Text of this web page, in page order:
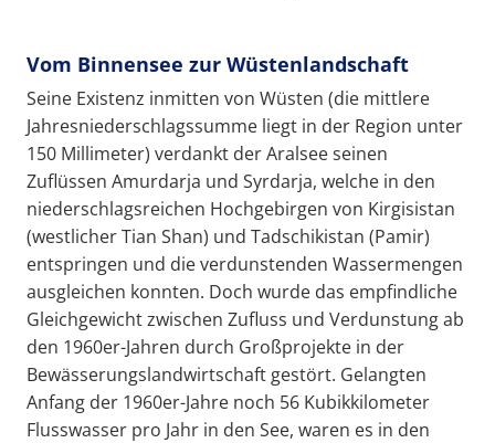
Vom Binnensee zur Wüstenlandschaft
Seine Existenz inmitten von Wüsten (die mittlere
Jahresniederschlagssumme liegt in der Region unter
150 Millimeter) verdankt der Aralsee seinen
Zuflüssen Amurdarja und Syrdarja, welche in den
niederschlagsreichen Hochgebirgen von Kirgisistan
(westlicher Tian Shan) und Tadschikistan (Pamir)
entspringen und die verdunstenden Wassermengen
ausgleichen konnten. Doch wurde das empfindliche
Gleichgewicht zwischen Zufluss und Verdunstung ab
den 1960er-Jahren durch Großprojekte in der
Bewässerungslandwirtschaft gestört. Gelangten
Anfang der 1960er-Jahre noch 56 Kubikkilometer
Flusswasser pro Jahr in den See, waren es in den